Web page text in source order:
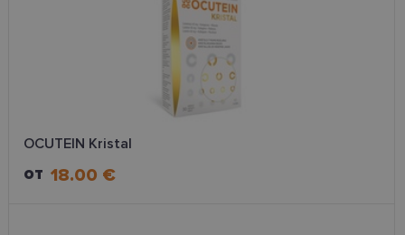
OCUTEIN Kristal
от 18.00 €